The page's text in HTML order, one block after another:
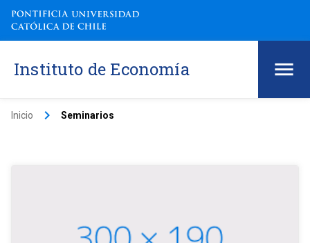
Instituto de Economía
Inicio keyboard_arrow_right Seminarios